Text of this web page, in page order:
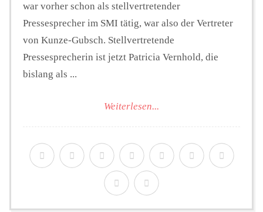
war vorher schon als stellvertretender
Pressesprecher im SMI tätig, war also der Vertreter
von Kunze-Gubsch. Stellvertretende
Pressesprecherin ist jetzt Patricia Vernhold, die
bislang als ...
Weiterlesen...